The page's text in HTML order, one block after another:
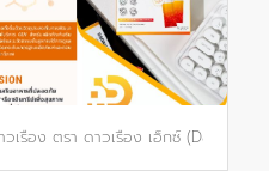
เรือง ตรา ดาวเรือง เอ็กซ์ (Daoruang